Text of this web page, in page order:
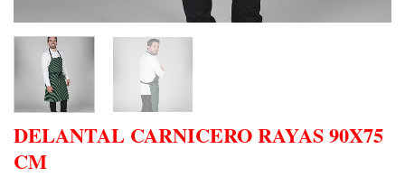
DELANTAL CARNICERO RAYAS 90X75
CM